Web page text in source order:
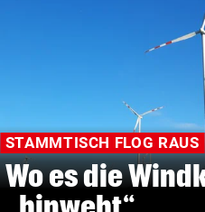
STAMMTISCH FLOG RAUS
Wo es die